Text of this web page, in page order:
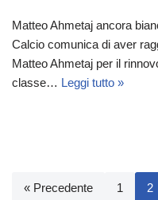
Matteo Ahmetaj ancora
Calcio comunica di aver
Matteo Ahmetaj per il
classe… Leggi tutto »
« Precedente 1 2